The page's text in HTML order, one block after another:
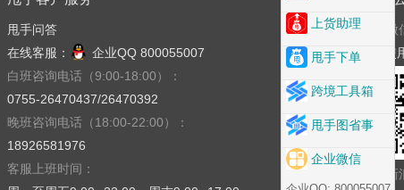
甩手问答
在线客服：
企业QQ 800055007
白班咨询电话（9:00-18:00）：
0755-26470437/26470392
晚班咨询电话（18:00-22:00）：
18926581976
客服上班时间：
上货助理
甩手下单
跨境工具箱
甩手图省事
企业微信